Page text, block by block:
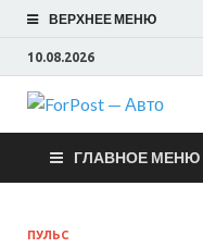
ВЕРХНЕЕ МЕНЮ
10.08.2026
ГЛАВНОЕ МЕНЮ
ПУЛЬС